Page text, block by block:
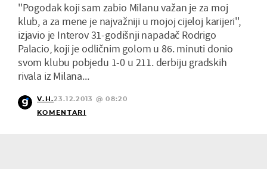
''Pogodak koji sam zabio Milanu važan je za moj
klub, a za mene je najvažniji u mojoj cijeloj karijeri'',
izjavio je Interov 31-godišnji napadač Rodrigo
Palacio, koji je odličnim golom u 86. minuti donio
svom klubu pobjedu 1-0 u 211. derbiju gradskih
rivala iz Milana...
V.H.23.12.2013 @ 08:20
KOMENTARI